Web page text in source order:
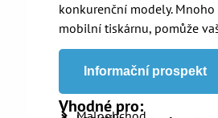
konkurenční modely.
mobilní tiskárnu, pomůže
Informační prospekt
Vhodné pro: